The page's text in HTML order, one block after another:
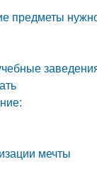
предметы
мечты